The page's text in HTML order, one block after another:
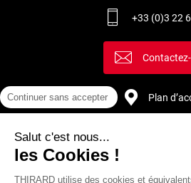
+33 (0)3 22
Plan
Continuer sans accepter
Salut c'est nous...
les Cookies !
THIRARD utilise des cookies et